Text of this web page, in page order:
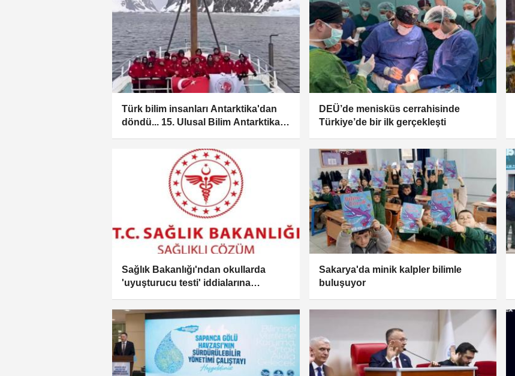
Türk bilim insanları Antarktika'dan
döndü... 15. Ulusal Bilim Antarktika
DEÜ’de menisküs cerrahisinde
Türkiye’de bir ilk gerçekleşti
Sağlık Bakanlığı'ndan okullarda
'uyuşturucu testi' iddialarına
Sakarya'da minik kalpler bilimle
buluşuyor